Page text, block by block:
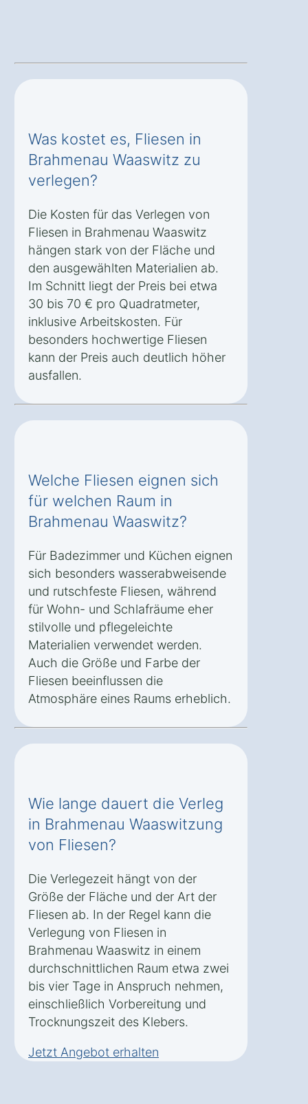
Was kostet es, Fliesen in
Brahmenau Waaswitz zu
verlegen?
Die Kosten für das Verlegen von
Fliesen in Brahmenau Waaswitz
hängen stark von der Fläche und
den ausgewählten Materialien ab.
Im Schnitt liegt der Preis bei etwa
30 bis 70 € pro Quadratmeter,
inklusive Arbeitskosten. Für
besonders hochwertige Fliesen
kann der Preis auch deutlich höher
ausfallen.
Welche Fliesen eignen sich
für welchen Raum in
Brahmenau Waaswitz?
Für Badezimmer und Küchen eignen
sich besonders wasserabweisende
und rutschfeste Fliesen, während
für Wohn- und Schlafräume eher
stilvolle und pflegeleichte
Materialien verwendet werden.
Auch die Größe und Farbe der
Fliesen beeinflussen die
Atmosphäre eines Raums erheblich.
Wie lange dauert die Verleg
in Brahmenau Waaswitzung
von Fliesen?
Die Verlegezeit hängt von der
Größe der Fläche und der Art der
Fliesen ab. In der Regel kann die
Verlegung von Fliesen in
Brahmenau Waaswitz in einem
durchschnittlichen Raum etwa zwei
bis vier Tage in Anspruch nehmen,
einschließlich Vorbereitung und
Trocknungszeit des Klebers.
Jetzt Angebot erhalten